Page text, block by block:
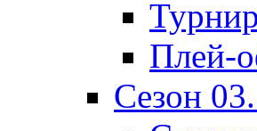
Плей-
Сезон